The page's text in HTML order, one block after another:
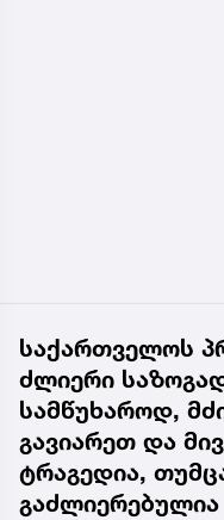
საქართველოს
ძლიერი
სამწუხაროდ,
გავიარეთ და
ტრაგედია,
გაძლიერებულია